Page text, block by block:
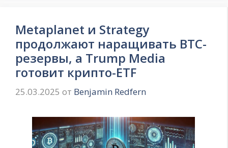
Metaplanet и Strategy
продолжают наращивать BTC-
резервы, а Trump Media
готовит крипто-ETF
25.03.2025 от Benjamin Redfern